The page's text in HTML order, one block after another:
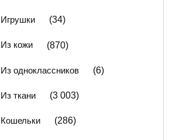
Игрушки (34)
Из кожи (870)
Из одноклассников (6)
Из ткани (3 003)
Кошельки (286)